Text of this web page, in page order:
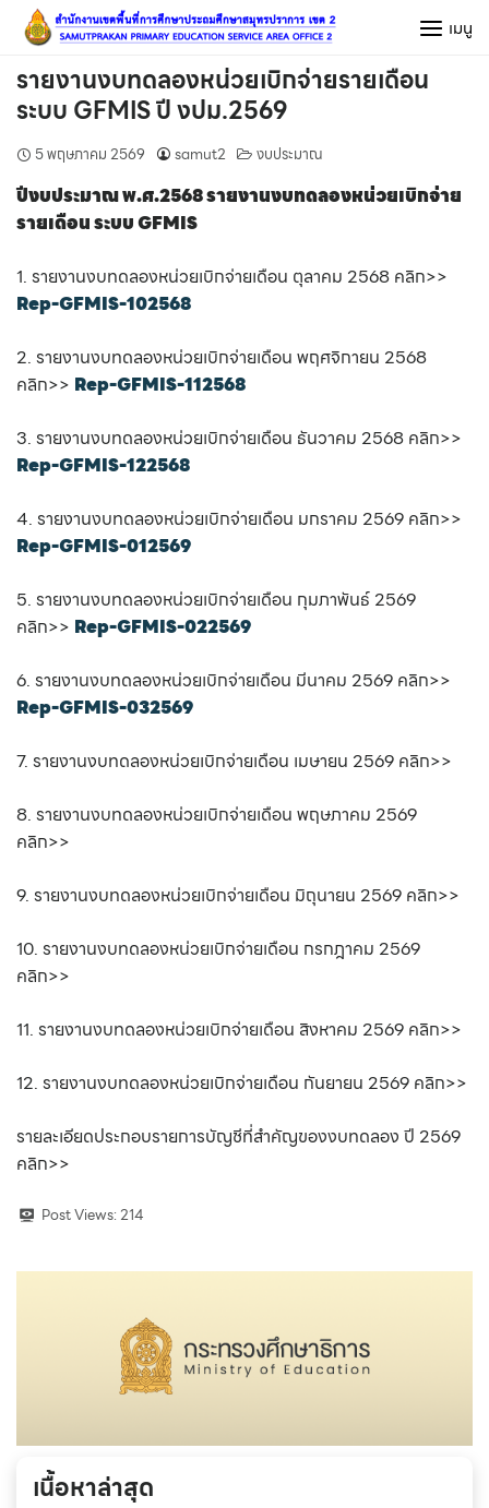
Skip
content
เมนู
รายงานงบทดลองหน่วยเบิกจ่ายรายเดือน
ระบบ GFMIS ปี งปม.2569
5 พฤษภาคม 2569 samut2 งบประมาณ
ปีงบประมาณ พ.ศ.2568 รายงานงบทดลองหน่วยเบิกจ่าย
รายเดือน ระบบ GFMIS
1. รายงานงบทดลองหน่วยเบิกจ่ายเดือน ตุลาคม 2568 คลิก>>
Rep-GFMIS-102568
2. รายงานงบทดลองหน่วยเบิกจ่ายเดือน พฤศจิกายน 2568
คลิก>> Rep-GFMIS-112568
3. รายงานงบทดลองหน่วยเบิกจ่ายเดือน ธันวาคม 2568 คลิก>>
Rep-GFMIS-122568
4. รายงานงบทดลองหน่วยเบิกจ่ายเดือน มกราคม 2569 คลิก>>
Rep-GFMIS-012569
5. รายงานงบทดลองหน่วยเบิกจ่ายเดือน กุมภาพันธ์ 2569
คลิก>> Rep-GFMIS-022569
6. รายงานงบทดลองหน่วยเบิกจ่ายเดือน มีนาคม 2569 คลิก>>
Rep-GFMIS-032569
7. รายงานงบทดลองหน่วยเบิกจ่ายเดือน เมษายน 2569 คลิก>>
8. รายงานงบทดลองหน่วยเบิกจ่ายเดือน พฤษภาคม 2569
คลิก>>
9. รายงานงบทดลองหน่วยเบิกจ่ายเดือน มิถุนายน 2569 คลิก>>
10. รายงานงบทดลองหน่วยเบิกจ่ายเดือน กรกฎาคม 2569
คลิก>>
11. รายงานงบทดลองหน่วยเบิกจ่ายเดือน สิงหาคม 2569 คลิก>>
12. รายงานงบทดลองหน่วยเบิกจ่ายเดือน กันยายน 2569 คลิก>>
รายละเอียดประกอบรายการบัญชีที่สำคัญของงบทดลอง ปี 2569
คลิก>>
Post Views: 214
เนื้อหาล่าสุด